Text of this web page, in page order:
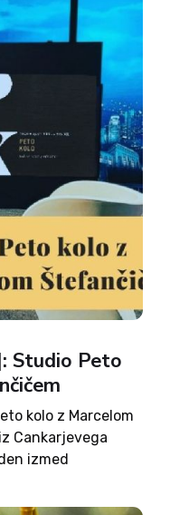
Studio Peto
kolo z Marcelom
Cankarjevega
izmed
goste na razgovor